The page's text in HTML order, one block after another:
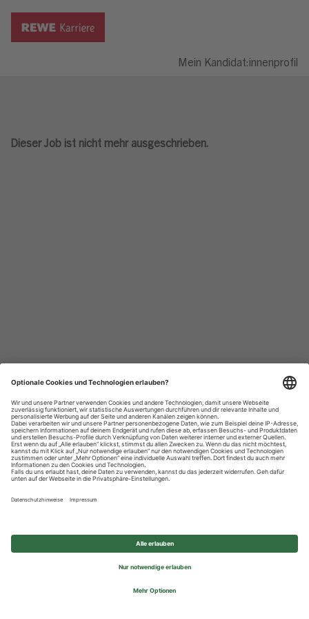
Mein Kandidat:innenprofil
Dieser Job ist nicht mehr ausgeschrieben.
Datenschutzhinweise
Impressum
Privatsphäre-Einstellungen
© 2026 REWE Group - All rights reserved